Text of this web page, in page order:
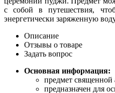
с собой в путешествия,
энергетически заряженную
Описание
Отзывы о товаре
Задать вопрос
Основная информация:
предмет священной
предназначен для